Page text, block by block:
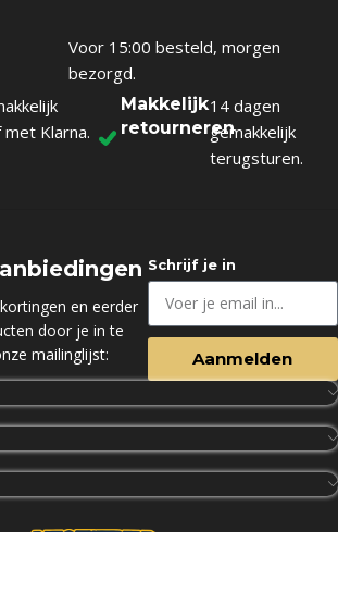
Voor 15:00 besteld, morgen
bezorgd.
Klarna.
Makkelijk
retourneren
14 dagen
gemakkelijk
terugsturen.
en eerder
door je in te
mailinglijst:
Schrijf je in
Aanmelden